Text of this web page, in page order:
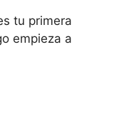
tu primera
empieza a